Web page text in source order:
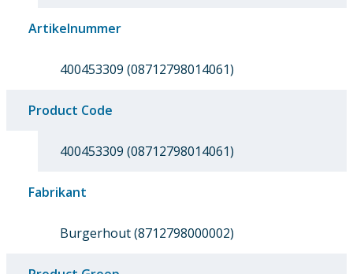
Artikelnummer
400453309 (08712798014061)
Product Code
400453309 (08712798014061)
Fabrikant
Burgerhout (8712798000002)